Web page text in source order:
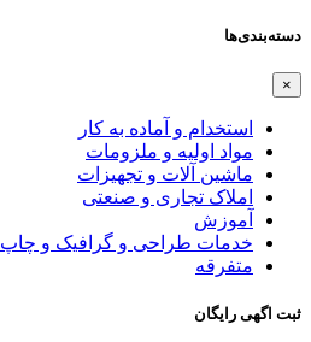
دسته‌بندی‌ها
×
استخدام و آماده به کار
مواد اولیه و ملزومات
ماشین آلات و تجهیزات
املاک تجاری و صنعتی
آموزش
خدمات طراحی و گرافیک و چاپ
متفرقه
ثبت اگهی رایگان